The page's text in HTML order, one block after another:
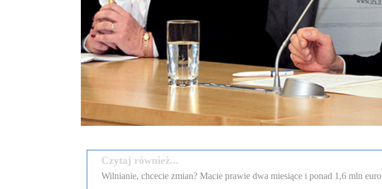
Czytaj również...
Wilnianie, chcecie zmian? Macie prawie dwa miesiące i ponad 1,6 mln euro